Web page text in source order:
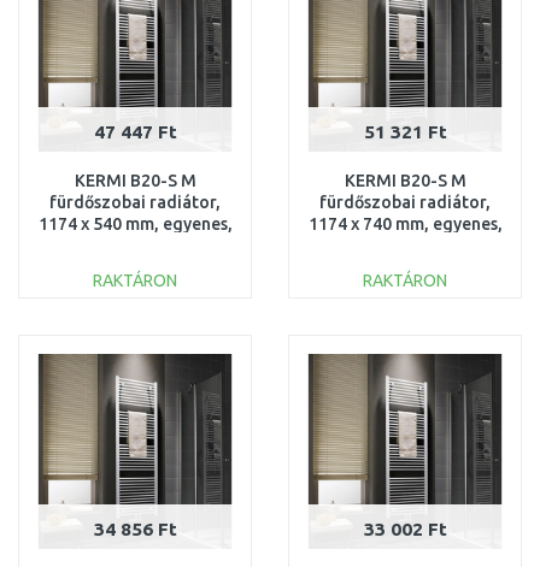
47 447 Ft
KERMI B20-S M
fürdőszobai radiátor,
1174 x 540 mm, egyenes,
LS01M1200552XXK
RAKTÁRON
Összehasonlítás
51 321 Ft
KERMI B20-S M
fürdőszobai radiátor,
1174 x 740 mm, egyenes,
LS01M1200752XXK
RAKTÁRON
Összehasonlítás
34 856 Ft 33 002 Ft